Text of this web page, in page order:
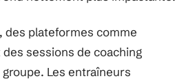
des plateformes comme
sessions de coaching
Les entraîneurs